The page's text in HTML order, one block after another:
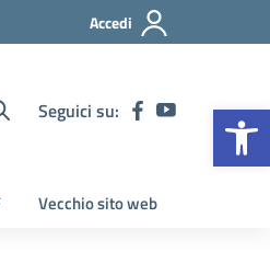
Accedi
Seguici su:
Vecchio sito web